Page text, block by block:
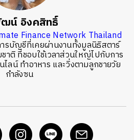
น์ อิงคสิทธิ์
Finance Network Thailand
รบัญชีที่เคยผ่านงานทั้งมูลนิธิสตาร์
าติ ที่ชอบใช้เวลาส่วนใหญ่ไปกับการ
ลน์ ทำอาหาร และวิ่งตามลูกชายวัย
กำลังซน